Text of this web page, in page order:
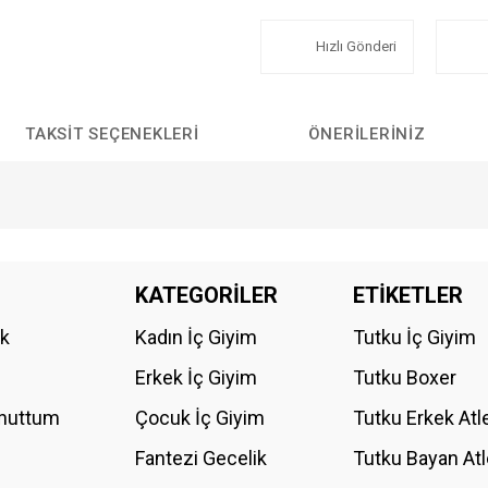
Hızlı Gönderi
TAKSIT SEÇENEKLERI ÖNERILERINIZ
Bu ürüne ilk yorumu siz yapın!
KATEGORİLER
Kadın İç Giyim
Erkek İç Giyim
Çocuk İç Giyim
Fantezi Gecelik
ETİKETLER
Tutku İç Giyim
Tutku Boxer
Tutku Erkek
Tutku Bayan